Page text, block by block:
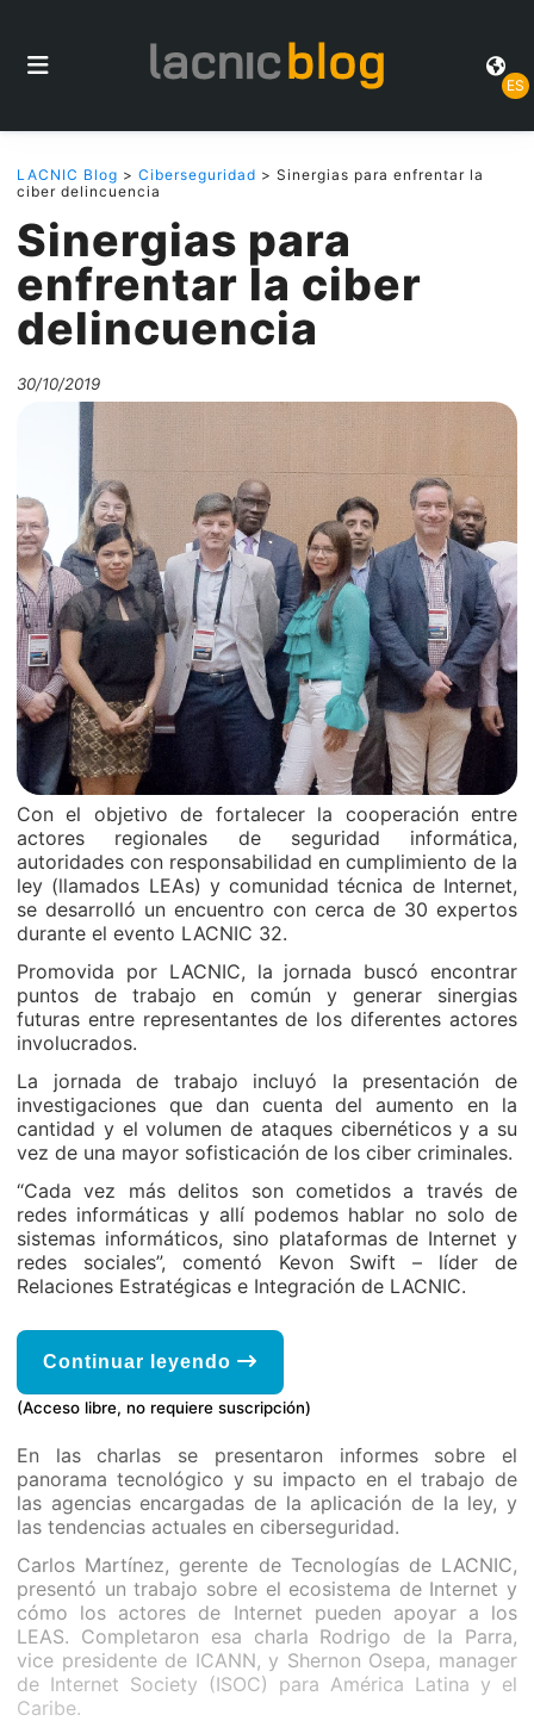
ES
LACNIC Blog > Ciberseguridad > Sinergias para enfrentar la
ciber delincuencia
Sinergias para
enfrentar la ciber
delincuencia
30/10/2019
Con el objetivo de fortalecer la cooperación entre
actores regionales de seguridad informática,
autoridades con responsabilidad en cumplimiento de la
ley (llamados LEAs) y comunidad técnica de Internet,
se desarrolló un encuentro con cerca de 30 expertos
durante el evento LACNIC 32.
Promovida por LACNIC, la jornada buscó encontrar
puntos de trabajo en común y generar sinergias
futuras entre representantes de los diferentes actores
involucrados.
La jornada de trabajo incluyó la presentación de
investigaciones que dan cuenta del aumento en la
cantidad y el volumen de ataques cibernéticos y a su
vez de una mayor sofisticación de los ciber criminales.
“Cada vez más delitos son cometidos a través de
redes informáticas y allí podemos hablar no solo de
sistemas informáticos, sino plataformas de Internet y
redes sociales”, comentó Kevon Swift – líder de
Relaciones Estratégicas e Integración de LACNIC.
Continuar leyendo
(Acceso libre, no requiere suscripción)
En las charlas se presentaron informes sobre el
panorama tecnológico y su impacto en el trabajo de
las agencias encargadas de la aplicación de la ley, y
las tendencias actuales en ciberseguridad.
Carlos Martínez, gerente de Tecnologías de LACNIC,
presentó un trabajo sobre el ecosistema de Internet y
cómo los actores de Internet pueden apoyar a los
LEAS. Completaron esa charla Rodrigo de la Parra,
vice presidente de ICANN, y Shernon Osepa, manager
de Internet Society (ISOC) para América Latina y el
Caribe.